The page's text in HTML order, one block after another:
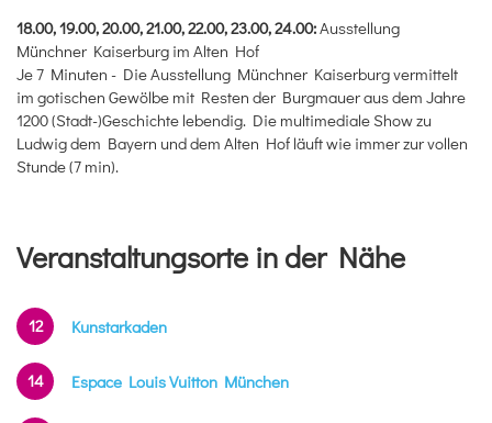
18.00, 19.00, 20.00, 21.00, 22.00, 23.00, 24.00:Ausstellung
Münchner Kaiserburg im Alten Hof
Je 7 Minuten - Die Ausstellung Münchner Kaiserburg vermittelt
im gotischen Gewölbe mit Resten der Burgmauer aus dem Jahre
1200 (Stadt-)Geschichte lebendig. Die multimediale Show zu
Ludwig dem Bayern und dem Alten Hof läuft wie immer zur vollen
Stunde (7 min).
Veranstaltungsorte in der Nähe
12 Kunstarkaden
14 Espace Louis Vuitton München